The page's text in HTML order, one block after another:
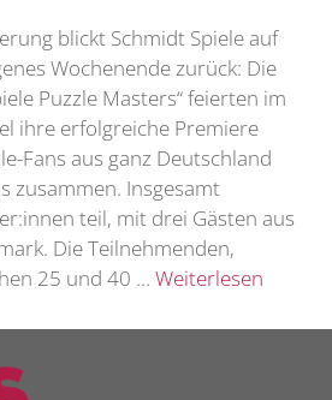
blickt Schmidt Spiele auf
Wochenende zurück: Die
Puzzle Masters“ feierten im
ihre erfolgreiche Premiere
Fans aus ganz Deutschland
zusammen. Insgesamt
teil, mit drei Gästen aus
Die Teilnehmenden,
25 und 40 … Weiterlesen